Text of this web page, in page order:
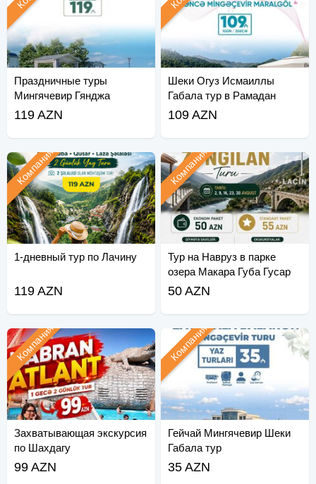
Праздничные туры
Мингячевир Гянджа
Гейгель
119 AZN
Шеки Огуз Исмаиллы
Габала тур в Рамадан
109 AZN
1-дневный тур по Лачину
Компания
119 AZN
Тур на Навруз в парке
озера Макара Губа Гусар
Компания
50 AZN
Захватывающая экскурсия
по Шахдагу
Компания
99 AZN
Гейчай Мингячевир Шеки
Габала тур
Компания
35 AZN